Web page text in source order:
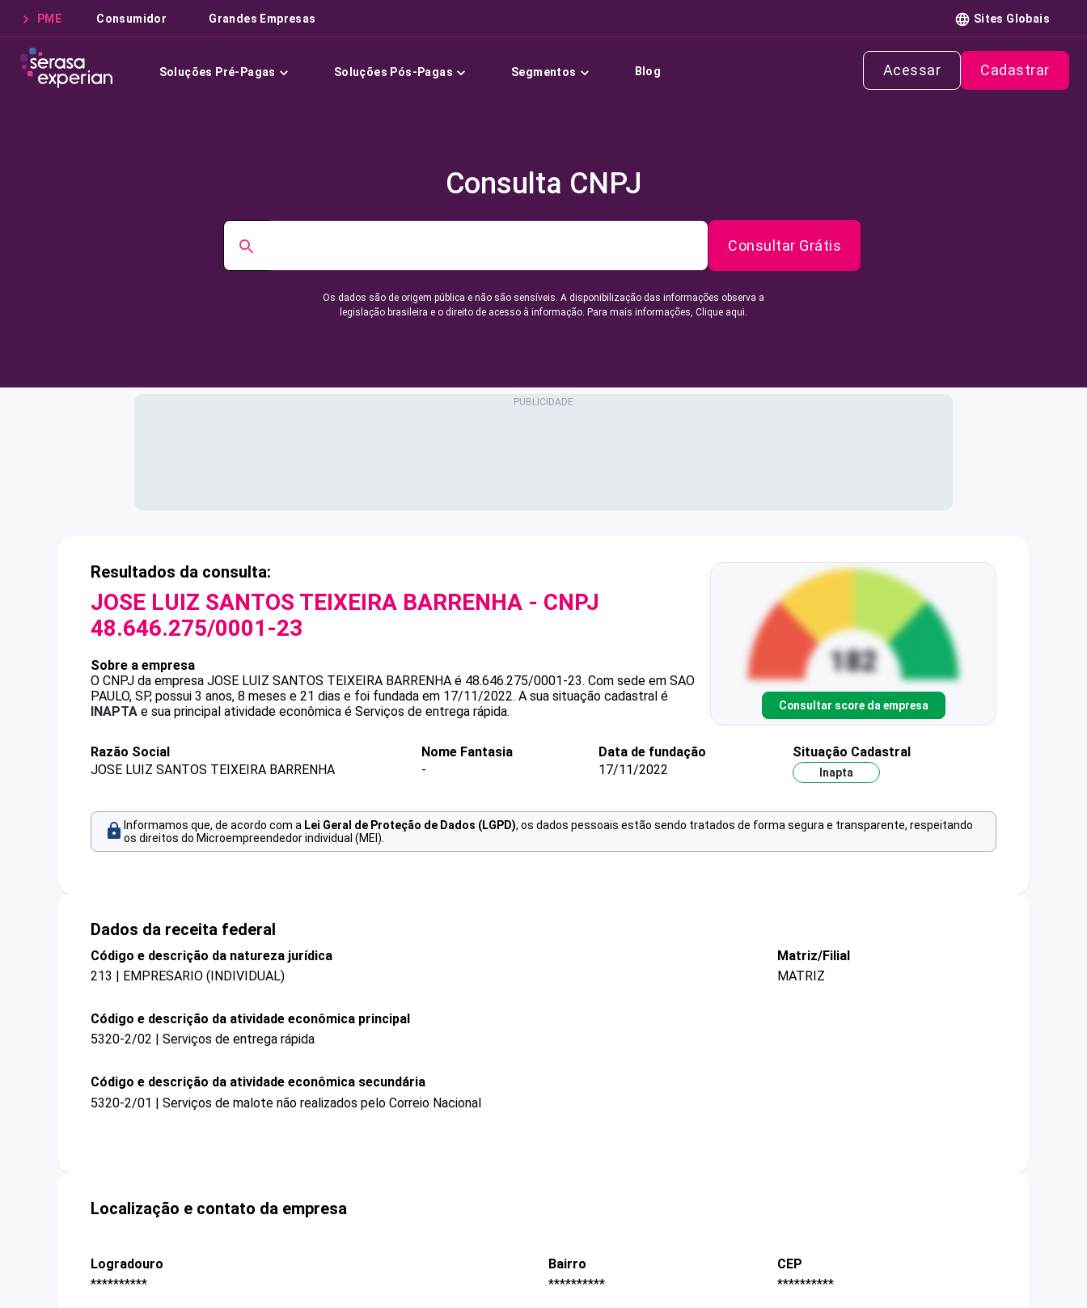
PME Consumidor Grandes Empresas Sites Globais
Soluções Pré-Pagas Soluções Pós-Pagas Segmentos Blog Acessar Cadastrar
Consulta CNPJ
Consultar Grátis
Os dados são de origem pública e não são sensíveis. A disponibilização das informações observa a
legislação brasileira e o direito de acesso à informação. Para mais informações, Clique aqui.
Resultados da consulta:
JOSE LUIZ SANTOS TEIXEIRA BARRENHA - CNPJ
48.646.275/0001-23
Sobre a empresa
O CNPJ da empresa JOSE LUIZ SANTOS TEIXEIRA BARRENHA é 48.646.275/0001-23. Com sede em SAO
PAULO, SP, possui 3 anos, 8 meses e 21 dias e foi fundada em 17/11/2022. A sua situação cadastral é
INAPTA e sua principal atividade econômica é Serviços de entrega rápida. Consultar score da empresa
Razão Social
JOSE LUIZ SANTOS TEIXEIRA BARRENHA
Nome Fantasia
-
Data de fundação
17/11/2022
Situação Cadastral
Inapta
Informamos que, de acordo com a Lei Geral de Proteção de Dados (LGPD), os dados pessoais estão sendo tratados de forma segura e transparente, respeitando
os direitos do Microempreendedor individual (MEI).
Dados da receita federal
Código e descrição da natureza jurídica
213 | EMPRESARIO (INDIVIDUAL)
Matriz/Filial
MATRIZ
Código e descrição da atividade econômica principal
5320-2/02 | Serviços de entrega rápida
Código e descrição da atividade econômica secundária
5320-2/01 | Serviços de malote não realizados pelo Correio Nacional
Localização e contato da empresa
Logradouro
**********
Bairro
**********
CEP
**********